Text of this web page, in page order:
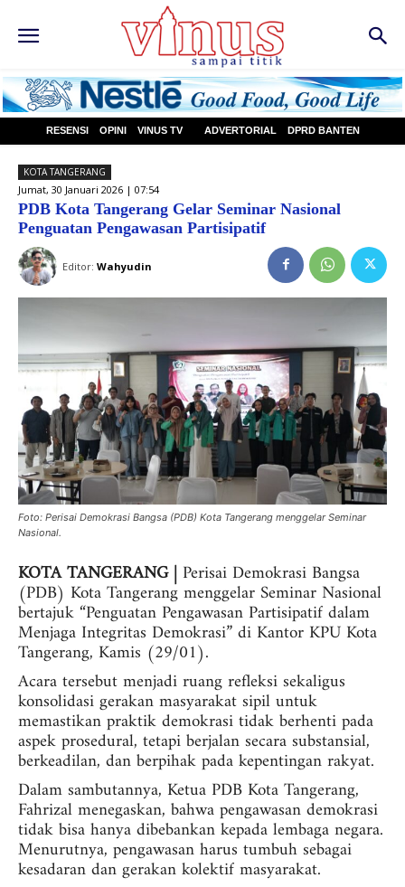
RESENSI OPINI VINUS TV ADVERTORIAL DPRD BANTEN
KOTA TANGERANG
Jumat, 30 Januari 2026 | 07:54
PDB Kota Tangerang Gelar Seminar Nasional
Penguatan Pengawasan Partisipatif
Editor: Wahyudin
Foto: Perisai Demokrasi Bangsa (PDB) Kota Tangerang menggelar Seminar
Nasional.
KOTA TANGERANG | Perisai Demokrasi Bangsa
(PDB) Kota Tangerang menggelar Seminar Nasional
bertajuk “Penguatan Pengawasan Partisipatif dalam
Menjaga Integritas Demokrasi” di Kantor KPU Kota
Tangerang, Kamis (29/01).
Acara tersebut menjadi ruang refleksi sekaligus
konsolidasi gerakan masyarakat sipil untuk
memastikan praktik demokrasi tidak berhenti pada
aspek prosedural, tetapi berjalan secara substansial,
berkeadilan, dan berpihak pada kepentingan rakyat.
Dalam sambutannya, Ketua PDB Kota Tangerang,
Fahrizal menegaskan, bahwa pengawasan demokrasi
tidak bisa hanya dibebankan kepada lembaga negara.
Menurutnya, pengawasan harus tumbuh sebagai
kesadaran dan gerakan kolektif masyarakat.